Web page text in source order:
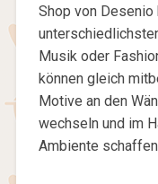
Shop von
Musik oder
können gleich
Motive an den
wechseln und im
Ambiente